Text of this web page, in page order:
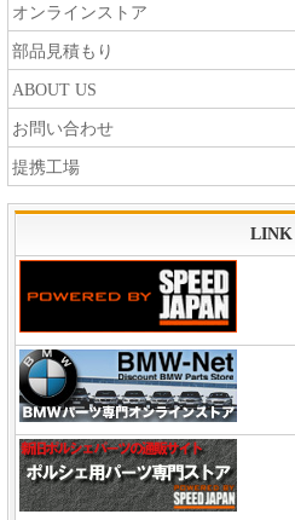
オンラインストア
部品見積もり
ABOUT US
お問い合わせ
提携工場
LINK